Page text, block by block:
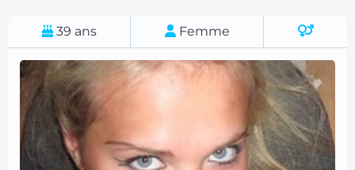
39 ans Femme